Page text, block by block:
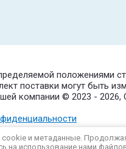
поставки могут быть
компании © 2023 -
cookie и метаданные.
на использование нами